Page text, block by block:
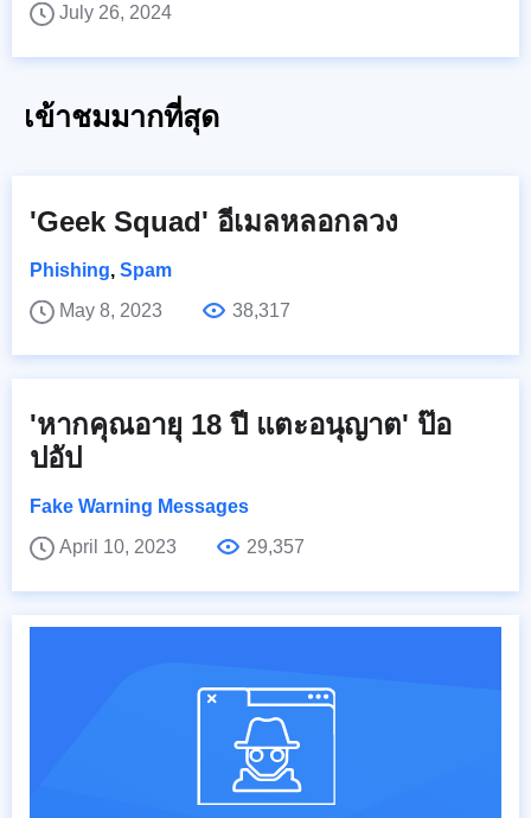
July 26, 2024
เข้าชมมากที่สุด
'Geek Squad' อีเมลหลอกลวง
Phishing, Spam
May 8, 2023
38,317
'หากคุณอายุ 18 ปี แตะอนุญาต' ป๊อ
ปอัป
Fake Warning Messages
April 10, 2023
29,357